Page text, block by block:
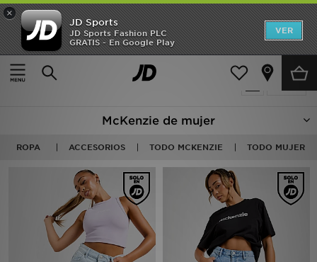
×
JD Sports
JD Sports Fashion PLC
GRATIS - En Google Play
VER
Página principal
Mujer
5 productos encontrados
McKenzie de mujer
ROPA ACCESORIOS TODO MCKENZIE TODO MUJER
Hombre
Mujer
Estilo
Deportes & Fitness
JD Fútbol